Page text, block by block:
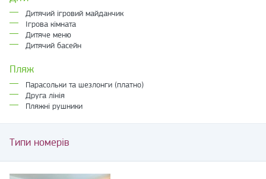
Дитячий ігровий майданчик
Ігрова кімната
Дитяче меню
Дитячий басейн
Пляж
Парасольки та шезлонги (платно)
Друга лінія
Пляжні рушники
Типи номерів